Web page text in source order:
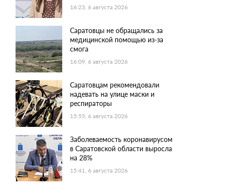
16:23, 6 августа 2026
Саратовцы не обращались за
медицинской помощью из-за
смога
16:09, 6 августа 2026
Саратовцам рекомендовали
надевать на улице маски и
респираторы
15:55, 6 августа 2026
Заболеваемость коронавирусом
в Саратовской области выросла
на 28%
15:41, 6 августа 2026